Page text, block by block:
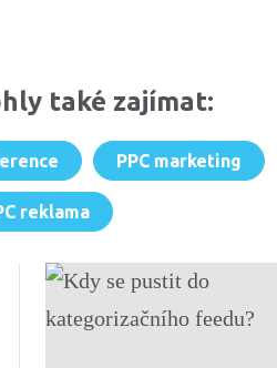
také zajímat:
PPC marketing
reklama